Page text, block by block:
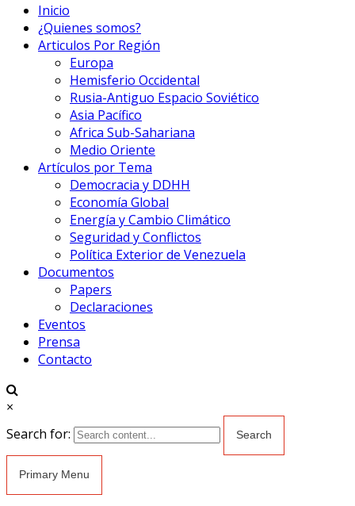
Inicio
¿Quienes somos?
Articulos Por Región
Europa
Hemisferio Occidental
Rusia-Antiguo Espacio Soviético
Asia Pacífico
Africa Sub-Sahariana
Medio Oriente
Artículos por Tema
Democracia y DDHH
Economía Global
Energía y Cambio Climático
Seguridad y Conflictos
Política Exterior de Venezuela
Documentos
Papers
Declaraciones
Eventos
Prensa
Contacto
×
Search for:
Primary Menu